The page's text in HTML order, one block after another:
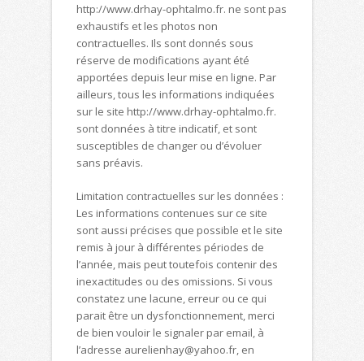
http://www.drhay-ophtalmo.fr. ne sont pas
exhaustifs et les photos non
contractuelles. Ils sont donnés sous
réserve de modifications ayant été
apportées depuis leur mise en ligne. Par
ailleurs, tous les informations indiquées
sur le site http://www.drhay-ophtalmo.fr.
sont données à titre indicatif, et sont
susceptibles de changer ou d’évoluer
sans préavis.
Limitation contractuelles sur les données :
Les informations contenues sur ce site
sont aussi précises que possible et le site
remis à jour à différentes périodes de
l’année, mais peut toutefois contenir des
inexactitudes ou des omissions. Si vous
constatez une lacune, erreur ou ce qui
parait être un dysfonctionnement, merci
de bien vouloir le signaler par email, à
l’adresse aurelienhay@yahoo.fr, en